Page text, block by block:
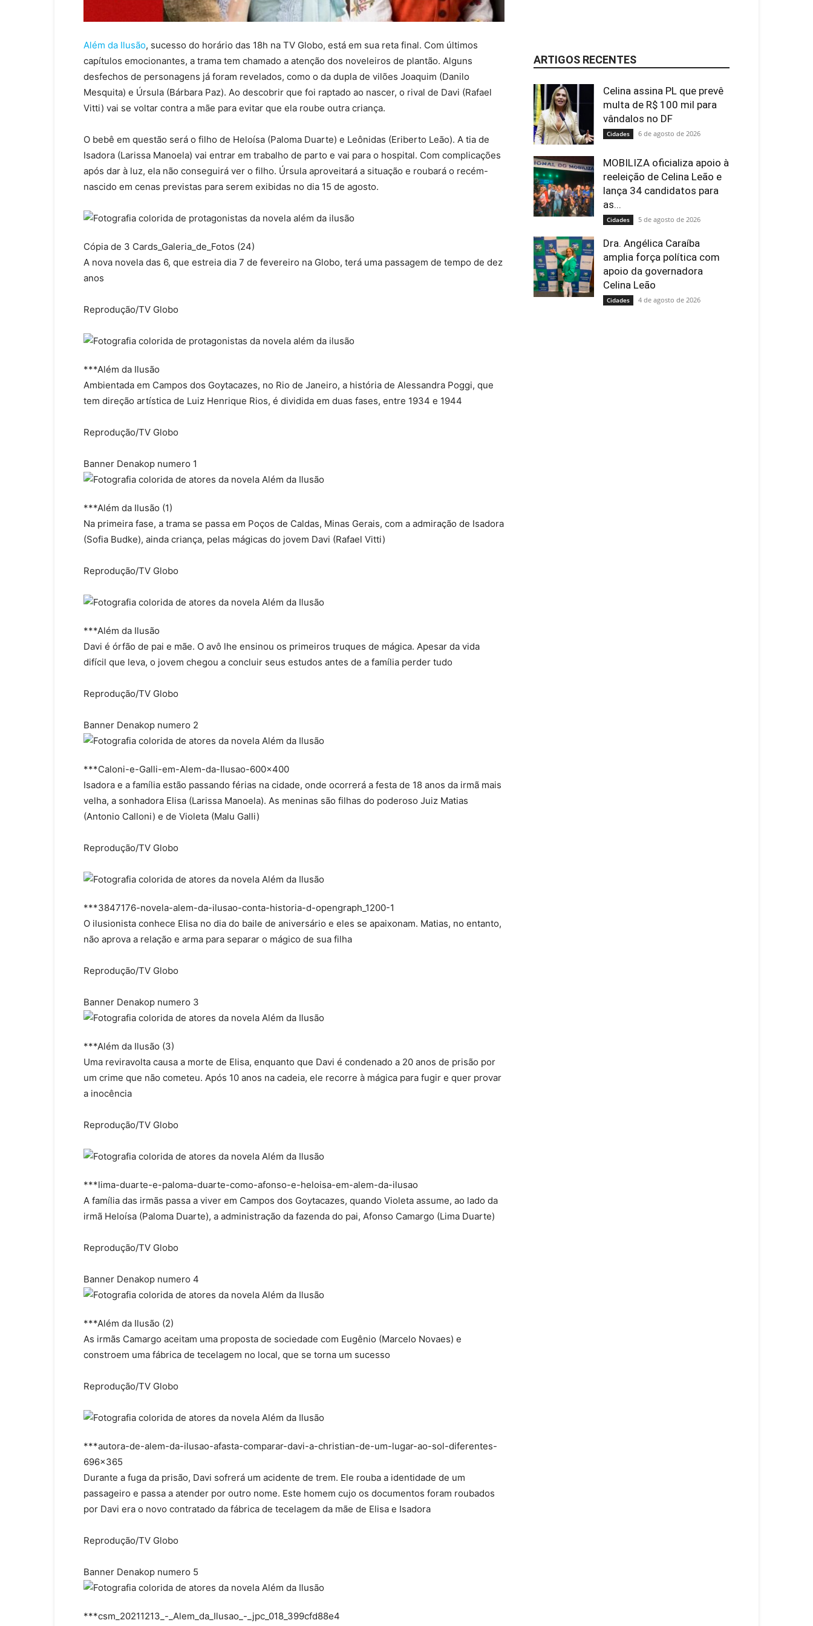
Além da Ilusão, sucesso do horário das 18h na TV Globo, está em sua reta final. Com últimos
capítulos emocionantes, a trama tem chamado a atenção dos noveleiros de plantão. Alguns
desfechos de personagens já foram revelados, como o da dupla de vilões Joaquim (Danilo
Mesquita) e Úrsula (Bárbara Paz). Ao descobrir que foi raptado ao nascer, o rival de Davi (Rafael
Vitti) vai se voltar contra a mãe para evitar que ela roube outra criança.
O bebê em questão será o filho de Heloísa (Paloma Duarte) e Leônidas (Eriberto Leão). A tia de
Isadora (Larissa Manoela) vai entrar em trabalho de parto e vai para o hospital. Com complicações
após dar à luz, ela não conseguirá ver o filho. Úrsula aproveitará a situação e roubará o recém-
nascido em cenas previstas para serem exibidas no dia 15 de agosto.
Cópia de 3 Cards_Galeria_de_Fotos (24)
A nova novela das 6, que estreia dia 7 de fevereiro na Globo, terá uma passagem de tempo de dez
anos
Reprodução/TV Globo
***Além da Ilusão
Ambientada em Campos dos Goytacazes, no Rio de Janeiro, a história de Alessandra Poggi, que
tem direção artística de Luiz Henrique Rios, é dividida em duas fases, entre 1934 e 1944
Reprodução/TV Globo
Banner Denakop numero 1
***Além da Ilusão (1)
Na primeira fase, a trama se passa em Poços de Caldas, Minas Gerais, com a admiração de Isadora
(Sofia Budke), ainda criança, pelas mágicas do jovem Davi (Rafael Vitti)
Reprodução/TV Globo
***Além da Ilusão
Davi é órfão de pai e mãe. O avô lhe ensinou os primeiros truques de mágica. Apesar da vida
difícil que leva, o jovem chegou a concluir seus estudos antes de a família perder tudo
Reprodução/TV Globo
Banner Denakop numero 2
***Caloni-e-Galli-em-Alem-da-Ilusao-600×400
Isadora e a família estão passando férias na cidade, onde ocorrerá a festa de 18 anos da irmã mais
velha, a sonhadora Elisa (Larissa Manoela). As meninas são filhas do poderoso Juiz Matias
(Antonio Calloni) e de Violeta (Malu Galli)
Reprodução/TV Globo
***3847176-novela-alem-da-ilusao-conta-historia-d-opengraph_1200-1
O ilusionista conhece Elisa no dia do baile de aniversário e eles se apaixonam. Matias, no entanto,
não aprova a relação e arma para separar o mágico de sua filha
Reprodução/TV Globo
Banner Denakop numero 3
***Além da Ilusão (3)
Uma reviravolta causa a morte de Elisa, enquanto que Davi é condenado a 20 anos de prisão por
um crime que não cometeu. Após 10 anos na cadeia, ele recorre à mágica para fugir e quer provar
a inocência
Reprodução/TV Globo
***lima-duarte-e-paloma-duarte-como-afonso-e-heloisa-em-alem-da-ilusao
A família das irmãs passa a viver em Campos dos Goytacazes, quando Violeta assume, ao lado da
irmã Heloísa (Paloma Duarte), a administração da fazenda do pai, Afonso Camargo (Lima Duarte)
Reprodução/TV Globo
Banner Denakop numero 4
***Além da Ilusão (2)
As irmãs Camargo aceitam uma proposta de sociedade com Eugênio (Marcelo Novaes) e
constroem uma fábrica de tecelagem no local, que se torna um sucesso
Reprodução/TV Globo
***autora-de-alem-da-ilusao-afasta-comparar-davi-a-christian-de-um-lugar-ao-sol-diferentes-
696×365
Durante a fuga da prisão, Davi sofrerá um acidente de trem. Ele rouba a identidade de um
passageiro e passa a atender por outro nome. Este homem cujo os documentos foram roubados
por Davi era o novo contratado da fábrica de tecelagem da mãe de Elisa e Isadora
Reprodução/TV Globo
Banner Denakop numero 5
***csm_20211213_-_Alem_da_Ilusao_-_jpc_018_399cfd88e4
ARTIGOS RECENTES
Celina assina PL que prevê
multa de R$ 100 mil para
vândalos no DF
Cidades 6 de agosto de 2026
MOBILIZA oficializa apoio à
reeleição de Celina Leão e
lança 34 candidatos para
as...
Cidades 5 de agosto de 2026
Dra. Angélica Caraíba
amplia força política com
apoio da governadora
Celina Leão
Cidades 4 de agosto de 2026